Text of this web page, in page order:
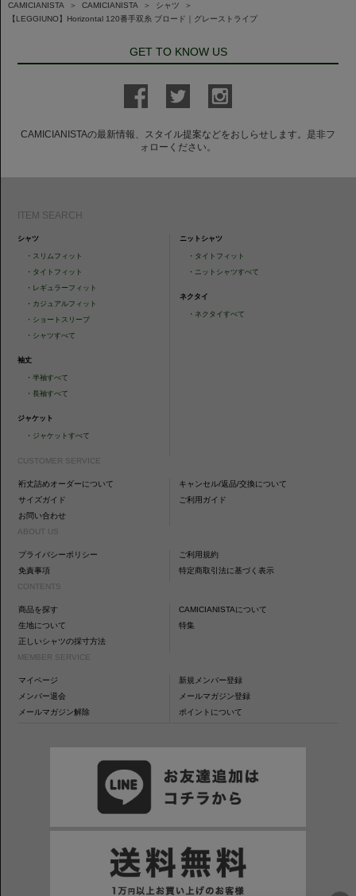
CAMICIANISTA ＞ CAMICIANISTA ＞ シャツ ＞
【LEGGIUNO】Horizontal 120番手双糸 ブロード｜グレーストライプ
GET TO KNOW US
CAMICIANISTAの最新情報、スタイル提案などをおしらせします。是非フ
ォローください。
ITEM SEARCH
シャツ
・ スリムフィット
・ タイトフィット
・ レギュラーフィット
・ カジュアルフィット
・ ショートスリーブ
・ シャツすべて
袖丈
・半袖すべて
・長袖すべて
ジャケット
・ ジャケットすべて
ニットシャツ
・ タイトフィット
・ ニットシャツすべて
ネクタイ
・ ネクタイすべて
CUSTOMER SERVICE
裄丈詰めオーダーについて
キャンセル/返品/交換について
サイズガイド
ご利用ガイド
お問い合わせ
ABOUT US
プライバシーポリシー
ご利用規約
免責事項
特定商取引法に基づく表示
CONTENTS
商品を探す
CAMICIANISTAについて
生地について
特集
正しいシャツの採寸方法
MEMBER SERVICE
マイページ
新規メンバー登録
メンバー退会
メールマガジン登録
メールマガジン解除
ポイントについて